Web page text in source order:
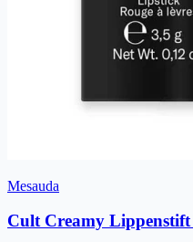
Mesauda
Cult Creamy Lippenstift